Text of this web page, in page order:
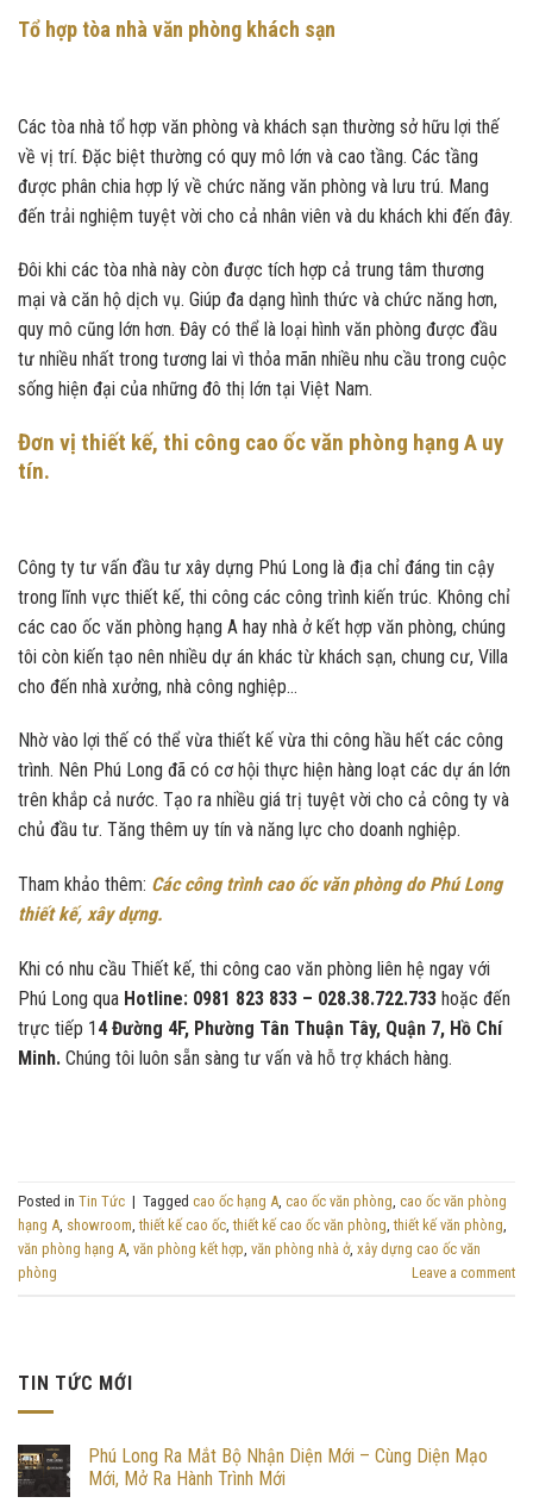
Tổ hợp tòa nhà văn phòng khách sạn
Các tòa nhà tổ hợp văn phòng và khách sạn thường sở hữu lợi thế
về vị trí. Đặc biệt thường có quy mô lớn và cao tầng. Các tầng
được phân chia hợp lý về chức năng văn phòng và lưu trú. Mang
đến trải nghiệm tuyệt vời cho cả nhân viên và du khách khi đến đây.
Đôi khi các tòa nhà này còn được tích hợp cả trung tâm thương
mại và căn hộ dịch vụ. Giúp đa dạng hình thức và chức năng hơn,
quy mô cũng lớn hơn. Đây có thể là loại hình văn phòng được đầu
tư nhiều nhất trong tương lai vì thỏa mãn nhiều nhu cầu trong cuộc
sống hiện đại của những đô thị lớn tại Việt Nam.
Đơn vị thiết kế, thi công cao ốc văn phòng hạng A uy
tín.
Công ty tư vấn đầu tư xây dựng Phú Long là địa chỉ đáng tin cậy
trong lĩnh vực thiết kế, thi công các công trình kiến trúc. Không chỉ
các cao ốc văn phòng hạng A hay nhà ở kết hợp văn phòng, chúng
tôi còn kiến tạo nên nhiều dự án khác từ khách sạn, chung cư, Villa
cho đến nhà xưởng, nhà công nghiệp…
Nhờ vào lợi thế có thể vừa thiết kế vừa thi công hầu hết các công
trình. Nên Phú Long đã có cơ hội thực hiện hàng loạt các dự án lớn
trên khắp cả nước. Tạo ra nhiều giá trị tuyệt vời cho cả công ty và
chủ đầu tư. Tăng thêm uy tín và năng lực cho doanh nghiệp.
Tham khảo thêm: Các công trình cao ốc văn phòng do Phú Long
thiết kế, xây dựng.
Khi có nhu cầu Thiết kế, thi công cao văn phòng liên hệ ngay với
Phú Long qua Hotline: 0981 823 833 – 028.38.722.733 hoặc đến
trực tiếp 1 4 Đường 4F, Phường Tân Thuận Tây, Quận 7, Hồ Chí
Minh. Chúng tôi luôn sẵn sàng tư vấn và hỗ trợ khách hàng.
Posted in Tin Tức | Tagged cao ốc hạng A, cao ốc văn phòng, cao ốc văn phòng
hạng A, showroom,thiết kế cao ốc,thiết kế cao ốc văn phòng,thiết kế văn phòng,
văn phòng hạng A, văn phòng kết hợp, văn phòng nhà ở, xây dựng cao ốc văn
phòng
Leave a comment
TIN TỨC MỚI
Phú Long Ra Mắt Bộ Nhận Diện Mới – Cùng Diện Mạo
Mới, Mở Ra Hành Trình Mới